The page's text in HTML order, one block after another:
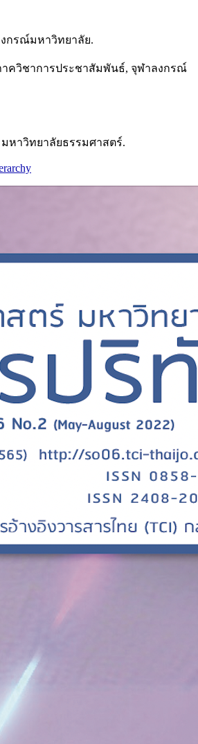
กรณ์มหาวิทยาลัย.
าควิชาการประชาสัมพันธ์, จุฬาลงกรณ์
หาวิทยาลัยธรรมศาสตร์.